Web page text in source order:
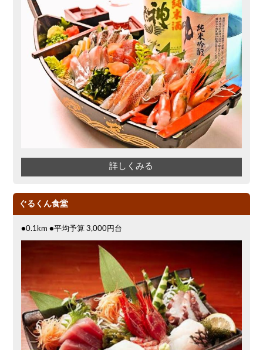
詳しくみる
ぐるくん食堂
●0.1km ●平均予算 3,000円台